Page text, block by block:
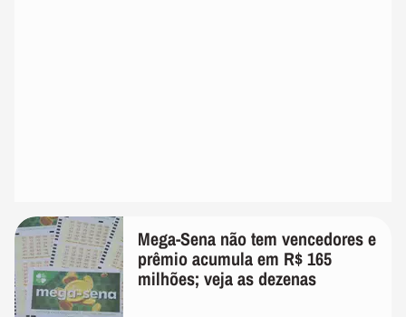
Mega-Sena não tem vencedores e
prêmio acumula em R$ 165
milhões; veja as dezenas